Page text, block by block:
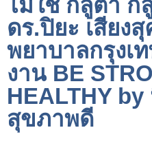
ไม่ใช่ กลูต้า ก
ดร.ปิยะ เสียง
พยาบาลกรุงเ
งาน BE
HEALTHY
สุขภาพดี